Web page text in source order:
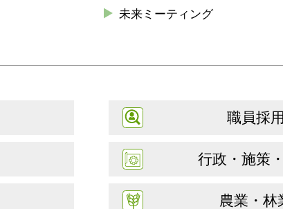
未来ミーティング
職員採用
行政・施策
農業・林